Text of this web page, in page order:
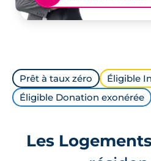
Prêt à taux zéro
Éligible
Éligible Donation exonérée
Les